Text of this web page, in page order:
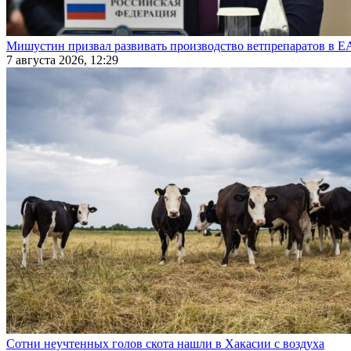
Мишустин призвал развивать производство ветпрепаратов в
7 августа 2026, 12:29
Сотни неучтенных голов скота нашли в Хакасии с воздуха